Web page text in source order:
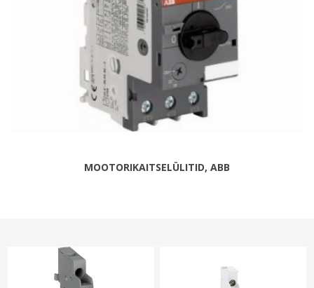
MOOTORIKAITSELÜLITID, ABB